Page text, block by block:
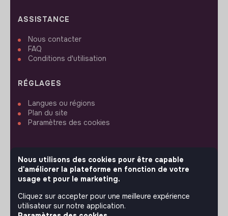
ASSISTANCE
Nous contacter
FAQ
Conditions d'utilisation
RÉGLAGES
Langues ou régions
Plan du site
Paramètres des cookies
SUIVEZ-NOUS
Nous utilisons des cookies pour être capable
d'améliorer la plateforme en fonction de votre
usage et pour le marketing.
Cliquez sur accepter pour une meilleure expérience
utilisateur sur notre application.